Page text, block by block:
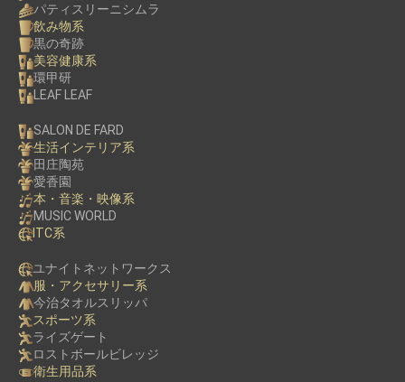
パティスリーニシムラ
飲み物系
黒の奇跡
美容健康系
環甲研
LEAF LEAF
SALON DE FARD
生活インテリア系
田庄陶苑
愛香園
本・音楽・映像系
MUSIC WORLD
ITC系
ユナイトネットワークス
服・アクセサリー系
今治タオルスリッパ
スポーツ系
ライズゲート
ロストボールビレッジ
衛生用品系